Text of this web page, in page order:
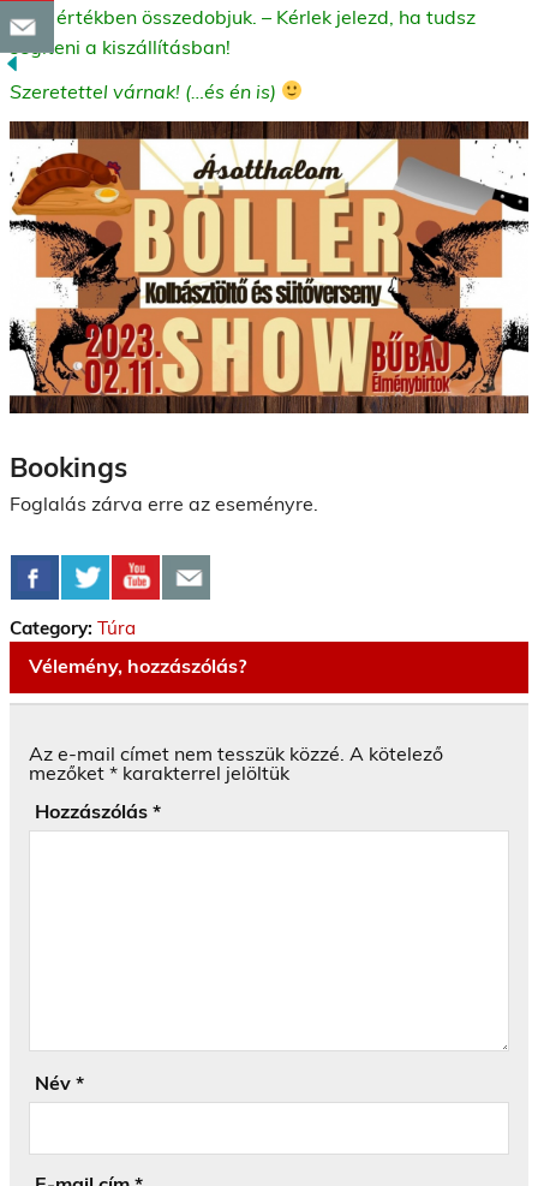
Ft/fő értékben összedobjuk. – Kérlek jelezd, ha tudsz
segíteni a kiszállításban!
Szeretettel várnak! (…és én is)
Bookings
Foglalás zárva erre az eseményre.
Category: Túra
Vélemény, hozzászólás?
Az e-mail címet nem tesszük közzé. A kötelező
mezőket * karakterrel jelöltük
Hozzászólás *
Név *